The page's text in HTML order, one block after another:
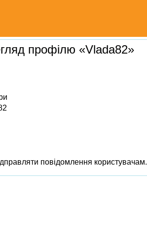
профілю «Vlada82»
повідомлення користувачам.